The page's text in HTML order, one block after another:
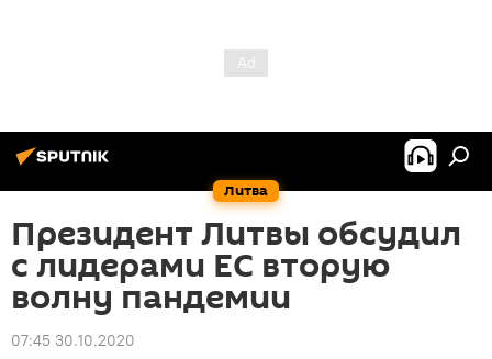
Литва
Президент Литвы обсудил
с лидерами ЕС вторую
волну пандемии
07:45 30.10.2020